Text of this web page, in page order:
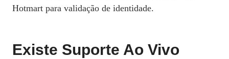
Hotmart para validação de identidade.
Existe Suporte Ao Vivo